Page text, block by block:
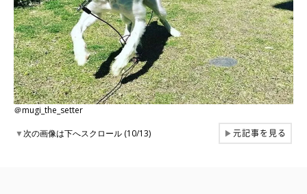
＠mugi_the_setter
▼次の画像は下へスクロール (10/13) ▶元記事を見る